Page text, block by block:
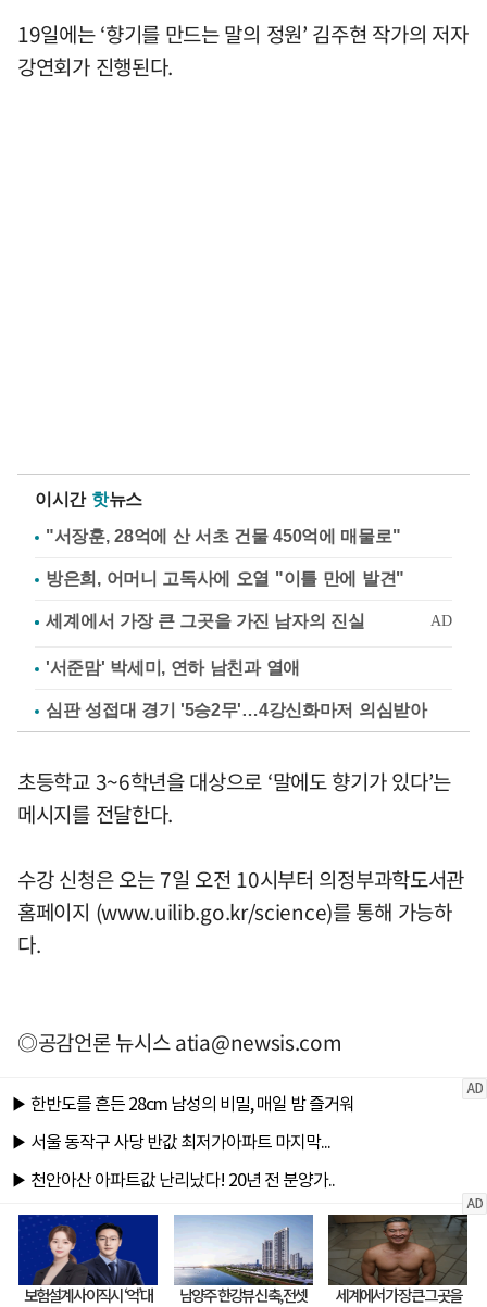
19일에는 ‘향기를 만드는 말의 정원’ 김주현 작가의 저자
강연회가 진행된다.
이시간 핫뉴스
"서장훈, 28억에 산 서초 건물 450억에 매물로"
방은희, 어머니 고독사에 오열 "이틀 만에 발견"
'서준맘' 박세미, 연하 남친과 열애
심판 성접대 경기 '5승2무'…4강신화마저 의심받아
초등학교 3~6학년을 대상으로 ‘말에도 향기가 있다’는
메시지를 전달한다.
수강 신청은 오는 7일 오전 10시부터 의정부과학도서관
홈페이지 (www.uilib.go.kr/science)를 통해 가능하
다.
◎공감언론 뉴시스atia@newsis.com